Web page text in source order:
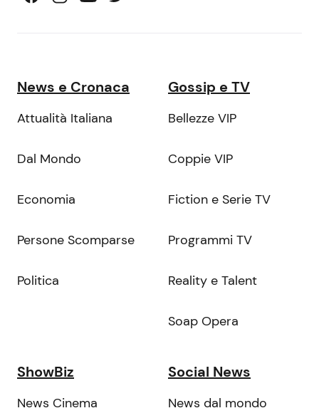
News e Cronaca
Attualità Italiana
Dal Mondo
Economia
Persone Scomparse
Politica
Gossip e TV
Bellezze VIP
Coppie VIP
Fiction e Serie TV
Programmi TV
Reality e Talent
Soap Opera
ShowBiz
News Cinema
Social News
News dal mondo